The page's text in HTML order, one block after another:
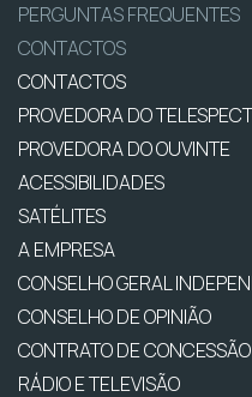
PERGUNTAS FREQUENTES
CONTACTOS
CONTACTOS
PROVEDORA DO
PROVEDORA DO OUVINTE
ACESSIBILIDADES
SATÉLITES
A EMPRESA
CONSELHO GERAL
CONSELHO DE OPINIÃO
CONTRATO DE
RÁDIO E TELEVISÃO